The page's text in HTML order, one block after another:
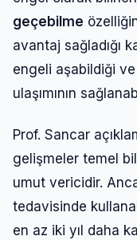
geçebilme
avantaj sağladığı
engeli aşabildiği
ulaşımının
Prof. Sancar
gelişmeler temel
umut vericidir.
tedavisinde
en az iki yıl daha
Beni Hatırla